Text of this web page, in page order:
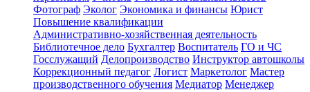
Фотограф Эколог Экономика и финансы Юрист
Повышение квалификации
Административно-хозяйственная деятельность
Библиотечное дело Бухгалтер Воспитатель ГО и ЧС
Госслужащий Делопроизводство Инструктор автошколы
Коррекционный педагог Логист Маркетолог Мастер
производственного обучения Медиатор Менеджер